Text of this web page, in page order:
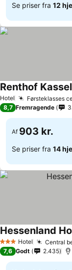
Se priser fra 12
Hotel Førsteklasses
Renthof Kassel
8,7 Fremragende
Af 903 kr.
Se priser fra 14
3 StjernerHotel Central
Hessenland
7,6 Godt 2.435